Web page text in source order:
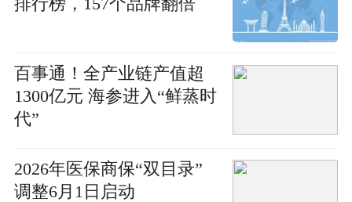
排行榜，157个品牌翻倍
百事通！全产业链产值超
1300亿元 海参进入“鲜蒸时
代”
2026年医保商保“双目录”
调整6月1日启动